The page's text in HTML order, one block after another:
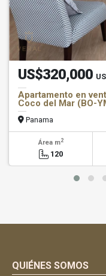
US$320,000
Apartamento en
Coco del Mar (BO-
Panama
Área m2
120
QUIÉNES SOMOS